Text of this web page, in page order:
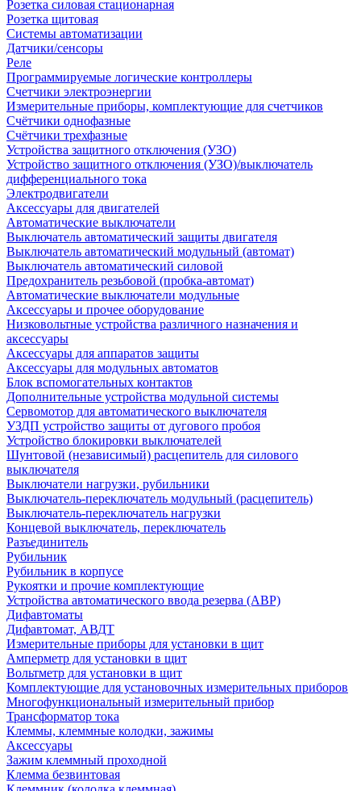
Розетка силовая стационарная
Розетка щитовая
Системы автоматизации
Датчики/сенсоры
Реле
Программируемые логические контроллеры
Счетчики электроэнергии
Измерительные приборы, комплектующие для счетчиков
Счётчики однофазные
Счётчики трехфазные
Устройства защитного отключения (УЗО)
Устройство защитного отключения (УЗО)/выключатель
дифференциального тока
Электродвигатели
Аксессуары для двигателей
Автоматические выключатели
Выключатель автоматический защиты двигателя
Выключатель автоматический модульный (автомат)
Выключатель автоматический силовой
Предохранитель резьбовой (пробка-автомат)
Автоматические выключатели модульные
Аксессуары и прочее оборудование
Низковольтные устройства различного назначения и
аксессуары
Аксессуары для аппаратов защиты
Аксессуары для модульных автоматов
Блок вспомогательных контактов
Дополнительные устройства модульной системы
Сервомотор для автоматического выключателя
УЗДП устройство защиты от дугового пробоя
Устройство блокировки выключателей
Шунтовой (независимый) расцепитель для силового
выключателя
Выключатели нагрузки, рубильники
Выключатель-переключатель модульный (расцепитель)
Выключатель-переключатель нагрузки
Концевой выключатель, переключатель
Разъединитель
Рубильник
Рубильник в корпусе
Рукоятки и прочие комплектующие
Устройства автоматического ввода резерва (АВР)
Дифавтоматы
Дифавтомат, АВДТ
Измерительные приборы для установки в щит
Амперметр для установки в щит
Вольтметр для установки в щит
Комплектующие для установочных измерительных приборов
Многофункциональный измерительный прибор
Трансформатор тока
Клеммы, клеммные колодки, зажимы
Аксессуары
Зажим клеммный проходной
Клемма безвинтовая